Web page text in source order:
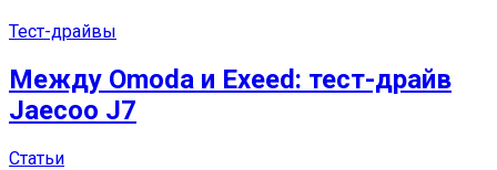
Тест-драйвы
Между Omoda и Exeed: тест-драйв
Jaecoo J7
Статьи